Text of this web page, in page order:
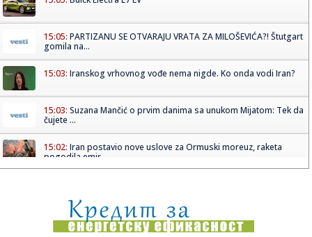
15:05: PARTIZANU SE OTVARAJU VRATA ZA MILOŠEVIĆA?! Štutgart
gomila na...
15:03: Iranskog vrhovnog vođe nema nigde. Ko onda vodi Iran?
15:03: Suzana Mančić o prvim danima sa unukom Mijatom: Tek da
čujete ...
15:02: Iran postavio nove uslove za Ormuski moreuz, raketa
pogodila emir...
15:02:Đokić sve dublje u politici! Rektor ponovo na blokaderskoj
bini...